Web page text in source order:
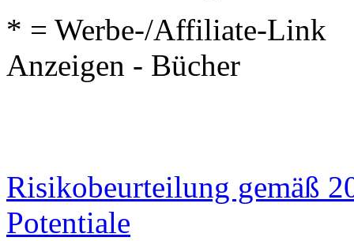
* = Werbe-/Affiliate-Link
Anzeigen - Bücher
Risikobeurteilung gemäß
Potentiale